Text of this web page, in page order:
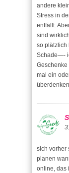
andere
Stress in
entfällt.
sind
so plätzlich
Schade—-
Geschenke
mal ein
sich vorher
planen
online, das